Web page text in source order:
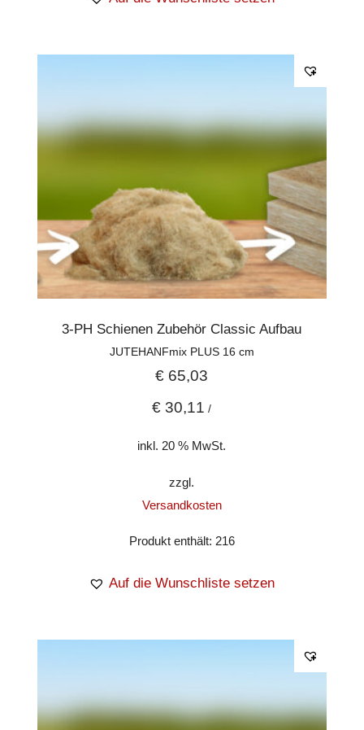
3-PH Schienen Zubehör Classic Aufbau
JUTEHANFmix PLUS 16 cm
€ 65,03
€ 30,11 /
inkl. 20 % MwSt.
zzgl.
Versandkosten
Produkt enthält: 216
Auf die Wunschliste setzen